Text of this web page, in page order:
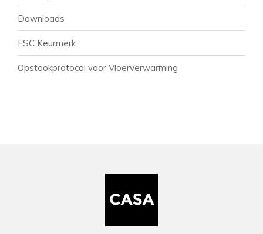
Downloads
FSC Keurmerk
Opstookprotocol voor Vloerverwarming